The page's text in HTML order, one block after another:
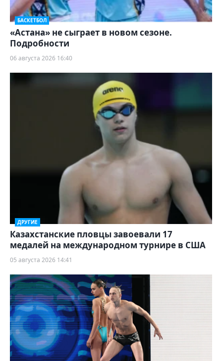
БАСКЕТБОЛ
«Астана» не сыграет в новом сезоне.
Подробности
06 августа 2026 16:40
ДРУГИЕ
Казахстанские пловцы завоевали 17
медалей на международном турнире в США
05 августа 2026 14:41